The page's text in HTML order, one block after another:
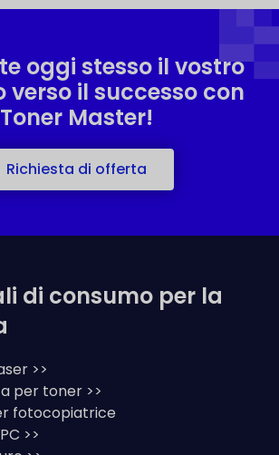
oggi stesso il vostro
verso il successo con
Toner Master!
Richiesta di offerta
di consumo per la
>>
per toner >>
fotocopiatrice
>>